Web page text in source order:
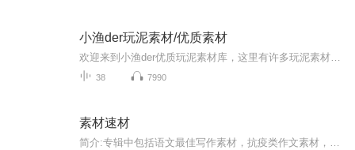
小渔der玩泥素材/优质素材
38 7990
素材速材